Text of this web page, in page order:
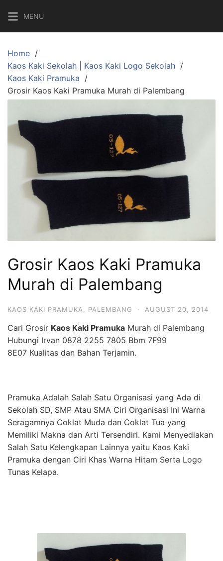
content
MENU
Home
Kaos Kaki Sekolah | Kaos Kaki Logo Sekolah
Kaos Kaki Pramuka
Grosir Kaos Kaki Pramuka Murah di Palembang
Grosir Kaos Kaki Pramuka
Murah di Palembang
KAOS KAKI PRAMUKA PALEMBANG · AUGUST 20, 2014
Cari Grosir Kaos Kaki Pramuka Murah di Palembang
Hubungi Irvan 0878 2255 7805 Bbm 7F99
8E07 Kualitas dan Bahan Terjamin.
Pramuka Adalah Salah Satu Organisasi yang Ada di
Sekolah SD, SMP Atau SMA Ciri Organisasi Ini Warna
Seragamnya Coklat Muda dan Coklat Tua yang
Memiliki Makna dan Arti Tersendiri. Kami Menyediakan
Salah Satu Kelengkapan Lainnya yaitu Kaos Kaki
Pramuka dengan Ciri Khas Warna Hitam Serta Logo
Tunas Kelapa.